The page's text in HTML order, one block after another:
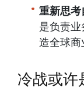
重新思考
是负责
造全球商
冷战或许